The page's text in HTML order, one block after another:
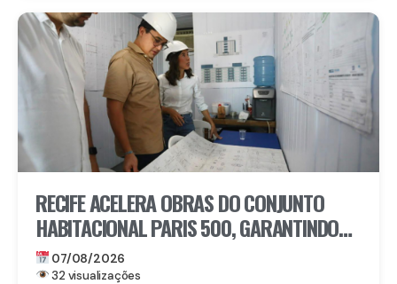
RECIFE ACELERA OBRAS DO CONJUNTO
HABITACIONAL PARIS 500, GARANTINDO
80 NOVAS MORADIAS
07/08/2026
32 visualizações